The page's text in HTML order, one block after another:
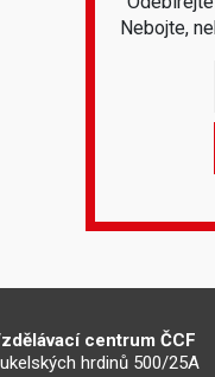
Nebojte,
centrum ČCF
hrdinů 500/25A